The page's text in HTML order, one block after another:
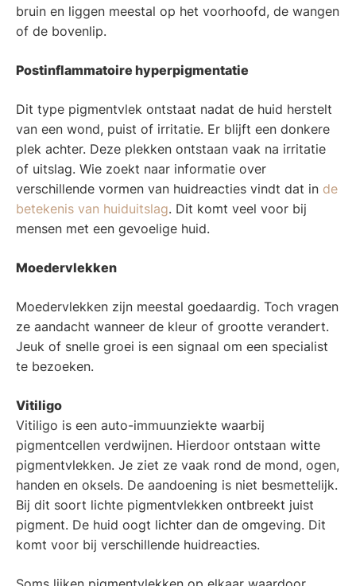
bruin en liggen meestal op het voorhoofd, de wangen
of de bovenlip.
Postinflammatoire hyperpigmentatie
Dit type pigmentvlek ontstaat nadat de huid herstelt
van een wond, puist of irritatie. Er blijft een donkere
plek achter. Deze plekken ontstaan vaak na irritatie
of uitslag. Wie zoekt naar informatie over
verschillende vormen van huidreacties vindt dat in de
betekenis van huiduitslag. Dit komt veel voor bij
mensen met een gevoelige huid.
Moedervlekken
Moedervlekken zijn meestal goedaardig. Toch vragen
ze aandacht wanneer de kleur of grootte verandert.
Jeuk of snelle groei is een signaal om een specialist
te bezoeken.
Vitiligo
Vitiligo is een auto-immuunziekte waarbij
pigmentcellen verdwijnen. Hierdoor ontstaan witte
pigmentvlekken. Je ziet ze vaak rond de mond, ogen,
handen en oksels. De aandoening is niet besmettelijk.
Bij dit soort lichte pigmentvlekken ontbreekt juist
pigment. De huid oogt lichter dan de omgeving. Dit
komt voor bij verschillende huidreacties.